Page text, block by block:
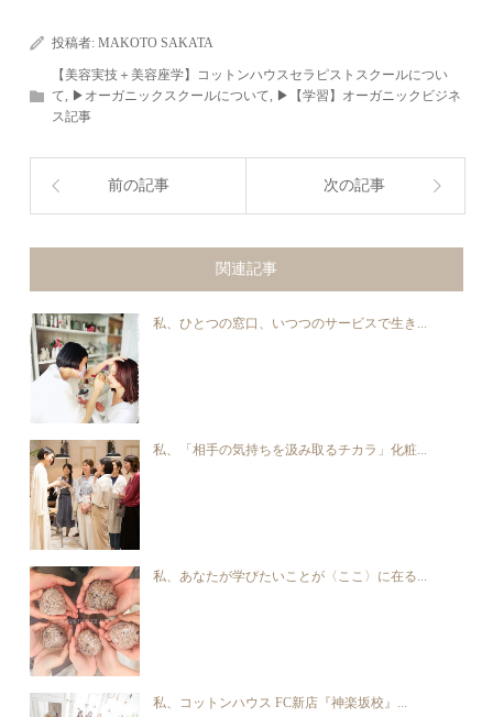
投稿者:MAKOTO SAKATA
【美容実技＋美容座学】コットンハウスセラピストスクールについ
て, ▶︎オーガニックスクールについて, ▶︎【学習】オーガニックビジネ
ス記事
前の記事 次の記事
関連記事
私、ひとつの窓口、いつつのサービスで生き...
私、「相手の気持ちを汲み取るチカラ」化粧...
私、あなたが学びたいことが〈ここ〉に在る...
私、コットンハウス FC新店『神楽坂校』...